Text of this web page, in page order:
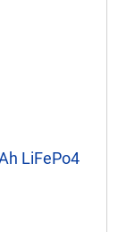
LiFePo4